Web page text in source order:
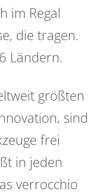
im Regal
die tragen.
Ländern.
größten
sind
frei
in jeden
verrocchio